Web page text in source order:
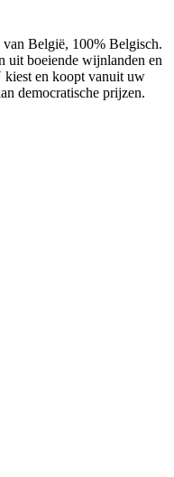
België, 100% Belgisch.
uit boeiende wijnlanden en
kiest en koopt vanuit uw
democratische prijzen.